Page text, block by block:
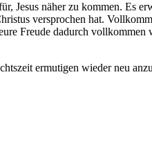
Jesus näherzu kommen. Es
versprochen hat.
Freude dadurch vollkommen
ermutigen wieder neu